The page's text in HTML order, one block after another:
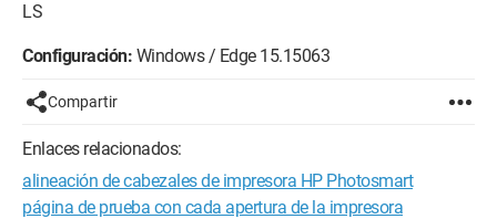
LS
Configuración: Windows / Edge 15.15063
Compartir
Enlaces relacionados:
alineación de cabezales de impresora HP Photosmart
página de prueba con cada apertura de la impresora